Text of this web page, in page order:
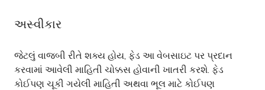
અસ્વીકાર
જેટલું વાજબી રીતે શક્ય હોય, ફેડ આ વેબસાઇટ પર પ્રદાન
કરવામાં આવેલી માહિતી ચોક્કસ હોવાની ખાતરી કરશે. ફેડ
કોઈપણ ચૂકી ગયેલી માહિતી અથવા ભૂલ માટે કોઈપણ